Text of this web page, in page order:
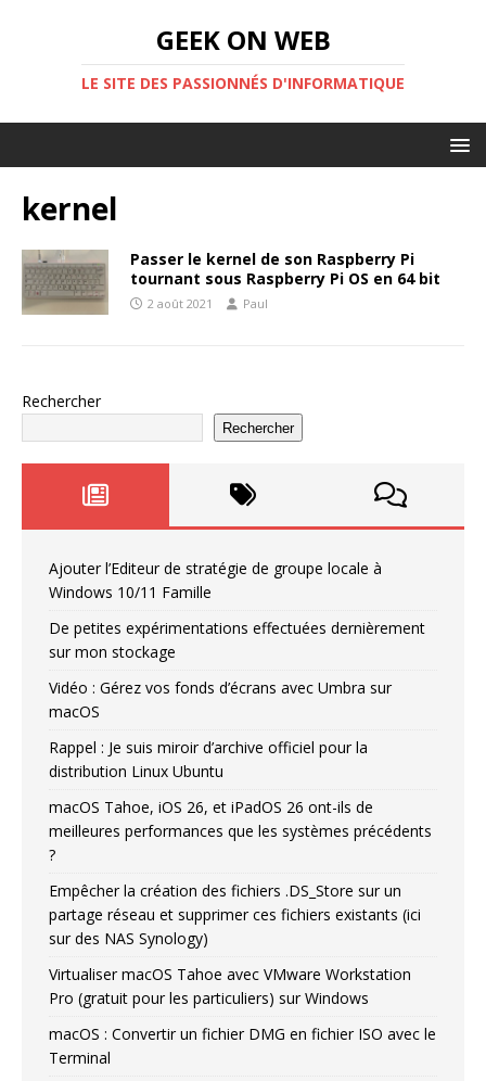
GEEK ON WEB
LE SITE DES PASSIONNÉS D'INFORMATIQUE
kernel
Passer le kernel de son Raspberry Pi
tournant sous Raspberry Pi OS en 64 bit
2 août 2021 Paul
Rechercher
Rechercher
Ajouter l’Editeur de stratégie de groupe locale à
Windows 10/11 Famille
De petites expérimentations effectuées dernièrement
sur mon stockage
Vidéo : Gérez vos fonds d’écrans avec Umbra sur
macOS
Rappel : Je suis miroir d’archive officiel pour la
distribution Linux Ubuntu
macOS Tahoe, iOS 26, et iPadOS 26 ont-ils de
meilleures performances que les systèmes précédents
?
Empêcher la création des fichiers .DS_Store sur un
partage réseau et supprimer ces fichiers existants (ici
sur des NAS Synology)
Virtualiser macOS Tahoe avec VMware Workstation
Pro (gratuit pour les particuliers) sur Windows
macOS : Convertir un fichier DMG en fichier ISO avec le
Terminal